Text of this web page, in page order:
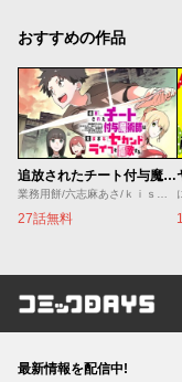
おすすめの作品
追放されたチート付与魔術師は気ままなセカンドライフを謳歌する。 ～俺は武器だけじゃなく、あらゆるものに『強化ポイント』を付与できるし、俺の意思でいつでも効果を解除できるけど、残った人たち大丈夫？～
27話無料
コミック
最新情報を配信中!